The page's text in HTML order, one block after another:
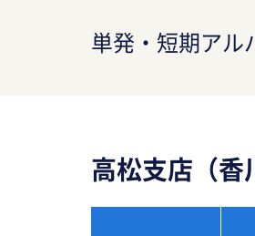
単発・短期アル
高松支店（香